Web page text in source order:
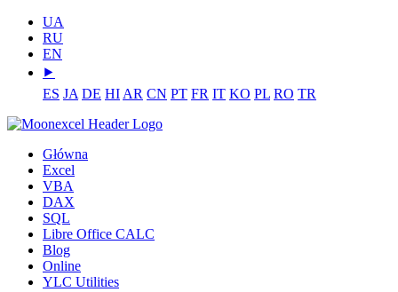
UA
RU
EN
⯈
ES JA DE HI AR CN PT FR IT KO PL RO TR
Główna
Excel
VBA
DAX
SQL
Libre Office CALC
Blog
Online
YLC Utilities